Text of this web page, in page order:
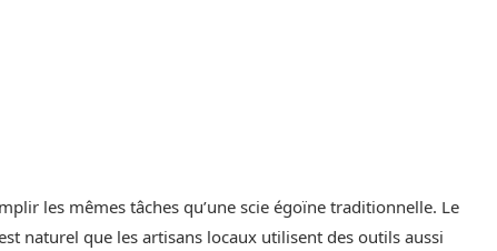
les mêmes tâches qu’une scie égoïne traditionnelle. Le
naturel que les artisans locaux utilisent des outils aussi